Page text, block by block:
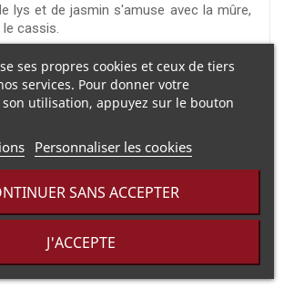
ses propres cookies et ceux de tiers
services. Pour donner votre
utilisation, appuyez sur le bouton
Personnaliser les cookies
SANS ACCEPTER
J'ACCEPTE
lys et de jasmin s'amuse avec la mûre,
cassis.
Brassée de Lys
:Rose de Damas, Bourgeons de Cassis,
:Vanille, Jasmin
Réglementaires